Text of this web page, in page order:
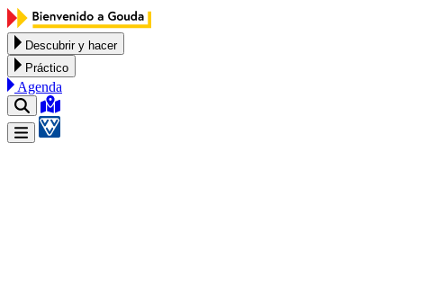
Ir al contenido
Descubrir y hacer
Práctico
Agenda